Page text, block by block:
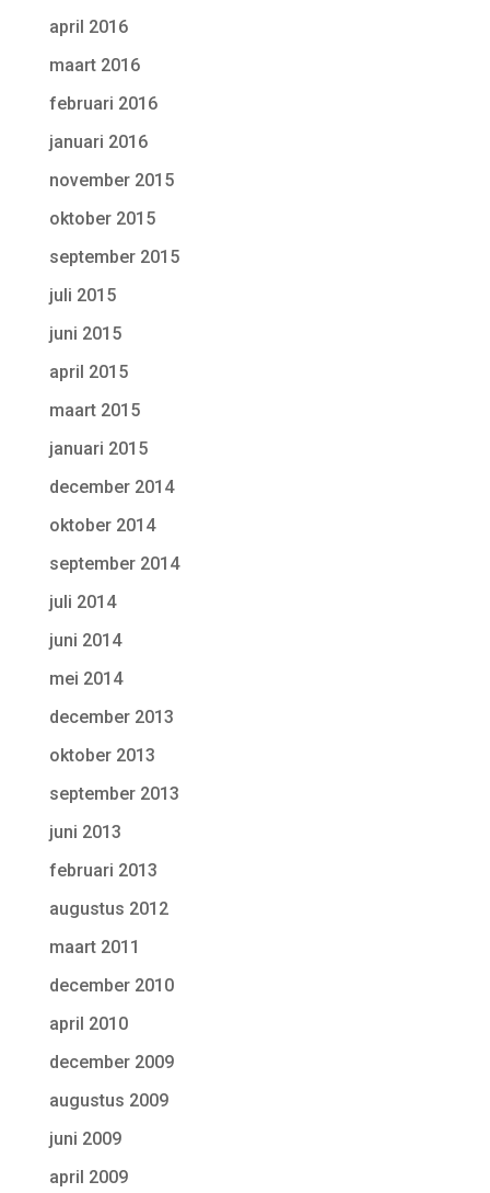
april 2016
maart 2016
februari 2016
januari 2016
november 2015
oktober 2015
september 2015
juli 2015
juni 2015
april 2015
maart 2015
januari 2015
december 2014
oktober 2014
september 2014
juli 2014
juni 2014
mei 2014
december 2013
oktober 2013
september 2013
juni 2013
februari 2013
augustus 2012
maart 2011
december 2010
april 2010
december 2009
augustus 2009
juni 2009
april 2009